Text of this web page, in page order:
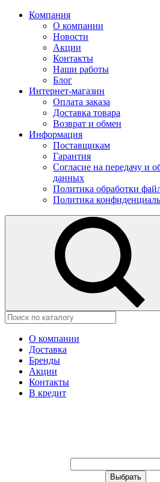
Компания
О компании
Новости
Акции
Контакты
Наши работы
Блог
Интернет-магазин
Оплата заказа
Доставка товара
Возврат и обмен
Информация
Поставщикам
Гарантия
Согласие на передачу и
данных
Политика обработки
Политика
О компании
Доставка
Бренды
Акции
Контакты
В кредит